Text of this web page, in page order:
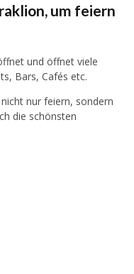
um feiern
und öffnet viele
Bars, Cafés etc.
nur feiern, sondern
die schönsten